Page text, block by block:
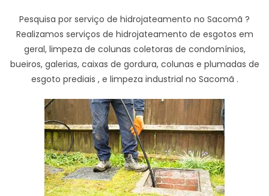
Pesquisa por serviço de hidrojateamento no Sacomã ?
Realizamos serviços de hidrojateamento de esgotos em
geral, limpeza de colunas coletoras de condomínios,
bueiros, galerias, caixas de gordura, colunas e plumadas de
esgoto prediais , e limpeza industrial no Sacomã .